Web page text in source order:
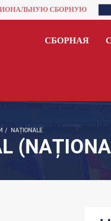
СБОРНУЮ
СБОРНАЯ
/ NAȚIONALE